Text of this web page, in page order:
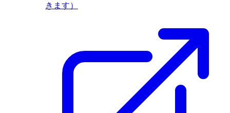
きます）